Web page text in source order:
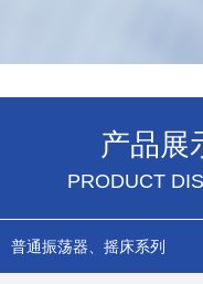
产品展
PRODUCT
普通振荡器、摇床系列